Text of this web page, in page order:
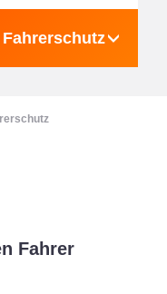
Fahrerschutz
Fahrer